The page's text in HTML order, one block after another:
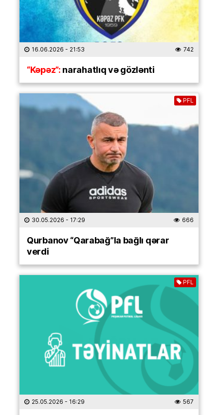
16.06.2026 - 21:53 742
“Kəpəz”:narahatlıq və gözlənti
PFL
30.05.2026 - 17:29 666
Qurbanov “Qarabağ”la bağlı qərar
verdi
PFL
25.05.2026 - 16:29 567